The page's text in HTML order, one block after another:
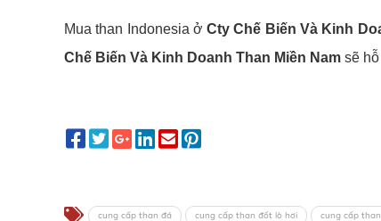
Mua than Indonesia ởCty Chế Biến Và Kinh
Chế Biến Và Kinh Doanh Than Miền Nam sẽ
cung cấp than đá cung cấp than đốt lò hơi cung cấp